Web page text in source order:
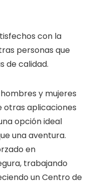
con la
personas que
de calidad.
y mujeres
otras aplicaciones
opción ideal
una aventura.
en
trabajando
un Centro de